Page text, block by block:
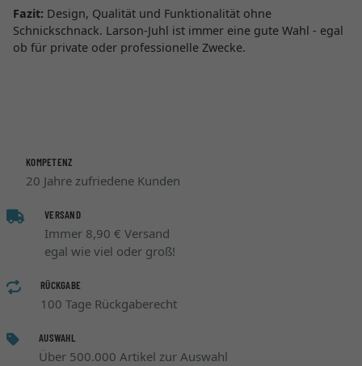
Fazit: Design, Qualität und Funktionalität ohne
Schnickschnack. Larson-Juhl ist immer eine gute Wahl - egal
ob für private oder professionelle Zwecke.
KOMPETENZ
20 Jahre zufriedene Kunden
VERSAND
Immer 8,90 € Versand
egal wie viel oder groß!
RÜCKGABE
100 Tage Rückgaberecht
AUSWAHL
Über 500.000 Artikel zur Auswahl